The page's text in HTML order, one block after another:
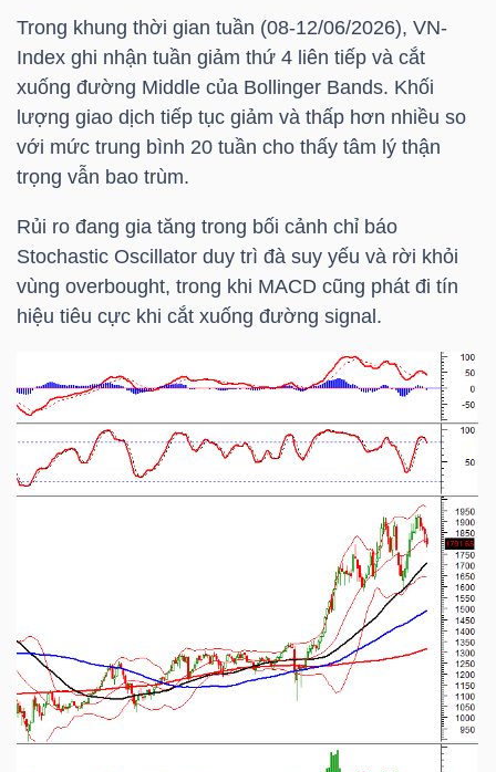
Trong khung thời gian tuần (08-12/06/2026), VN-
Index ghi nhận tuần giảm thứ 4 liên tiếp và cắt
xuống đường Middle của Bollinger Bands. Khối
lượng giao dịch tiếp tục giảm và thấp hơn nhiều so
với mức trung bình 20 tuần cho thấy tâm lý thận
trọng vẫn bao trùm.
Rủi ro đang gia tăng trong bối cảnh chỉ báo
Stochastic Oscillator duy trì đà suy yếu và rời khỏi
vùng overbought, trong khi MACD cũng phát đi tín
hiệu tiêu cực khi cắt xuống đường signal.
CHÍNH
HÀNG
HÓA
THẾ
GIỚI
TÀI
CHÍNH
CÁ